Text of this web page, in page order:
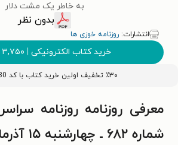
به خاطر یک مشت دلار
بدون نظر
انتشارات: روزنامه خوزی ها
خرید کتاب الکترونیکی | ۳,۷۵۰
٪۳۰ تخفیف اولین خرید کتاب با کد
معرفی روزنامه روزنامه
شماره ۶۸۲ ـ چهارشنبه ۱۵ آذرماه ۱۴۰۲